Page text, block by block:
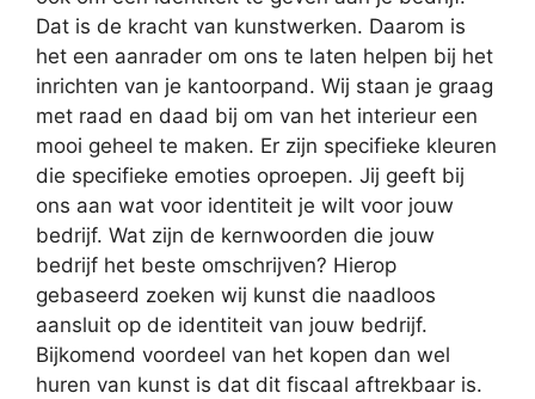
Dat is de kracht van kunstwerken. Daarom is
het een aanrader om ons te laten helpen bij het
inrichten van je kantoorpand. Wij staan je graag
met raad en daad bij om van het interieur een
mooi geheel te maken. Er zijn specifieke kleuren
die specifieke emoties oproepen. Jij geeft bij
ons aan wat voor identiteit je wilt voor jouw
bedrijf. Wat zijn de kernwoorden die jouw
bedrijf het beste omschrijven? Hierop
gebaseerd zoeken wij kunst die naadloos
aansluit op de identiteit van jouw bedrijf.
Bijkomend voordeel van het kopen dan wel
huren van kunst is dat dit fiscaal aftrekbaar is.